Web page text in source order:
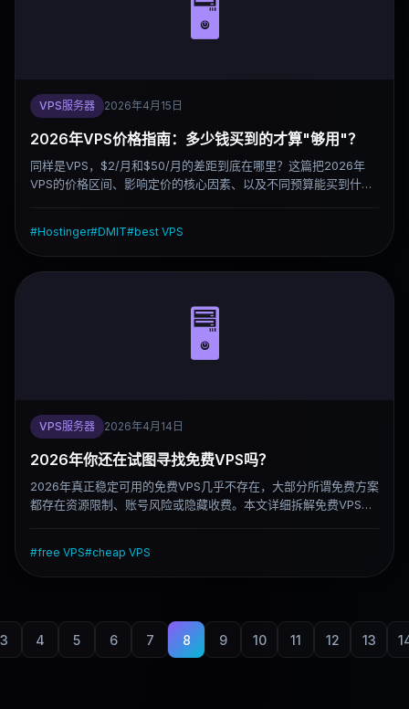
🖥️
VPS服务器 2026年4月15日
2026年VPS价格指南：多少钱买到的才算"够用"？
同样是VPS，$2/月和$50/月的差距到底在哪里？这篇把2026年
VPS的价格区间、影响定价的核心因素、以及不同预算能买到什么
#Hostinger#DMIT#best VPS
🖥️
VPS服务器 2026年4月14日
2026年你还在试图寻找免费VPS吗？
2026年真正稳定可用的免费VPS几乎不存在，大部分所谓免费方案
都存在资源限制、账号风险或隐藏收费。本文详细拆解免费VPS的
#free VPS#cheap VPS
3 4 5 6 7 8 9 10 11 12 13